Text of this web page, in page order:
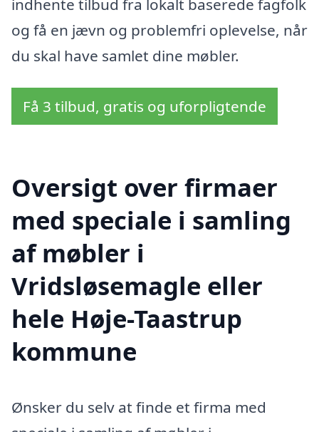
indhente tilbud fra lokalt baserede fagfolk
og få en jævn og problemfri oplevelse, når
du skal have samlet dine møbler.
Få 3 tilbud, gratis og uforpligtende
Oversigt over firmaer
med speciale i samling
af møbler i
Vridsløsemagle eller
hele Høje-Taastrup
kommune
Ønsker du selv at finde et firma med